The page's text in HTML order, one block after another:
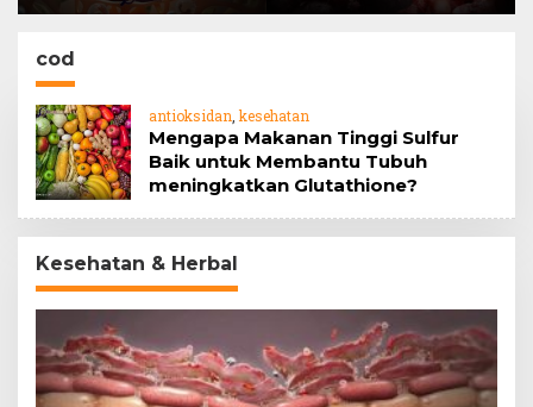
Barrier
cod
antioksidan kesehatan
Mengapa Makanan Tinggi Sulfur
Baik untuk Membantu Tubuh
meningkatkan Glutathione?
Kesehatan & Herbal